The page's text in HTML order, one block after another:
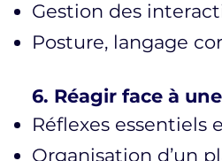
Gestion des
Posture, langage
6. Réagir face à
Réflexes essentiels
Organisation d’un